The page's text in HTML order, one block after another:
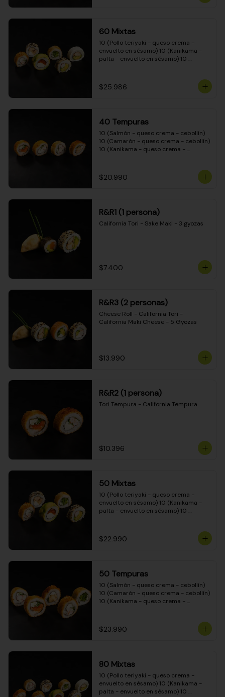
(Pimentón - queso crema - cebollín -
envuelto en masa tempura)
60 Mixtas
10 (Pollo teriyaki - queso crema -
envuelto en sésamo) 10 (Kanikama -
palta - envuelto en sésamo) 10
envuelto en queso crema) 10
(Camarón - queso crema - cebollín -
$25.986
40 Tempuras
10 (Salmón - queso crema - cebollín)
10 (Camarón - queso crema - cebollín)
10 (Kanikama - queso crema -
$20.990
R&R1 (1 persona)
California Tori - Sake Maki - 3 gyozas
$7.400
R&R3 (2 personas)
Cheese Roll - California Tori -
California Maki Cheese - 5 Gyozas
$13.990
R&R2 (1 persona)
Tori Tempura - California Tempura
$10.396
50 Mixtas
10 (Pollo teriyaki - queso crema -
envuelto en sésamo) 10 (Kanikama -
palta - envuelto en sésamo) 10
cebollín - envuelto en masa tempura)
10 (Pimentón - queso crema - cebollín
$22.990
50 Tempuras
10 (Salmón - queso crema - cebollín)
10 (Camarón - queso crema - cebollín)
10 (Kanikama - queso crema -
crema - cebollín)
$23.990
80 Mixtas
10 (Pollo teriyaki - queso crema -
envuelto en sésamo) 10 (Kanikama -
palta - envuelto en sésamo) 10